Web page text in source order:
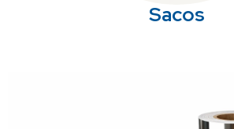
Sacos